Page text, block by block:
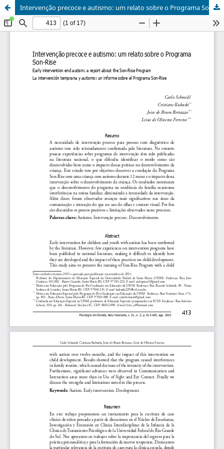
Intervenção precoce e autismo: um relato sobre o Programa Son-Rise